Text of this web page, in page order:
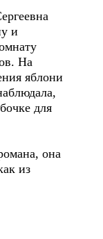
и
На
яблони
для
она
из